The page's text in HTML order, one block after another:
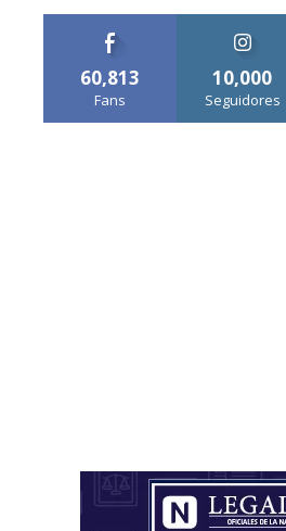
60,813
Fans
10,000
Seguidores